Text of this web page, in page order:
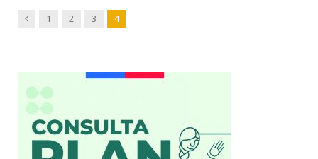
Previous
1 2 3 4